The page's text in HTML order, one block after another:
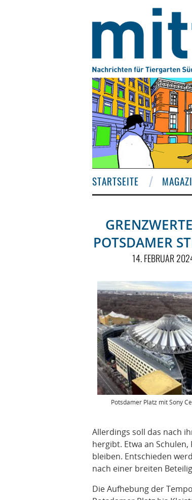
STARTSEITE
POTSDAMER
14. FEBRUAR
Potsdamer Platz mit Sony
Allerdings soll das nach
hergibt. Etwa an
bleiben. Entschieden
nach einer breiten
Die Aufhebung der